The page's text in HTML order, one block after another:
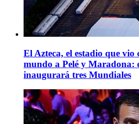
El Azteca, el estadio que vio
mundo a Pelé y Maradona:
inaugurará tres Mundiales